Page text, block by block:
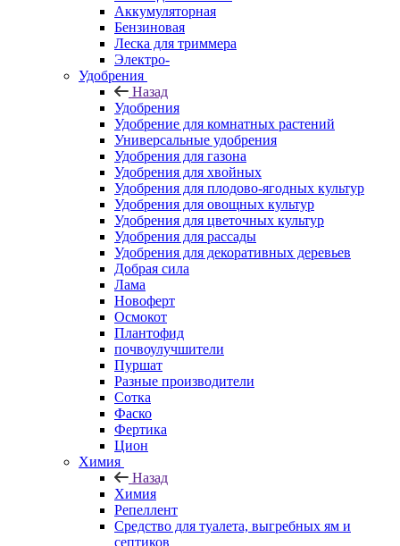
Аккумуляторная
Бензиновая
Леска для триммера
Электро-
Удобрения
Назад
Удобрения
Удобрение для комнатных растений
Универсальные удобрения
Удобрения для газона
Удобрения для хвойных
Удобрения для плодово-ягодных культур
Удобрения для овощных культур
Удобрения для цветочных культур
Удобрения для рассады
Удобрения для декоративных деревьев
Добрая сила
Лама
Новоферт
Осмокот
Плантофид
почвоулучшители
Пуршат
Разные производители
Сотка
Фаско
Фертика
Цион
Химия
Назад
Химия
Репеллент
Средство для туалета, выгребных ям и
септиков